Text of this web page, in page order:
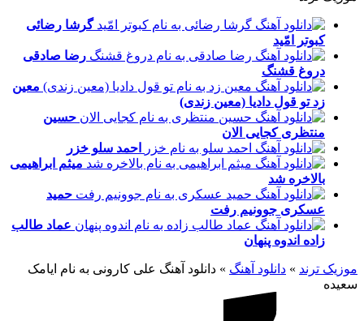
گرشا رضائی
کبوتر امّید
رضا صادقی
دروغ قشنگ
معین
زدتو قول دادیا (معین زندی)
حسین
منتظریکجایی الان
احمد سلو خزر
میثم ابراهیمی
بالاخره شد
حمید
عسکری جوونیم رفت
عماد طالب
زاده اندوه پنهان
موزیک ترند » دانلود آهنگ » دانلود آهنگ علی کارونی به نام ایامک
سعیده